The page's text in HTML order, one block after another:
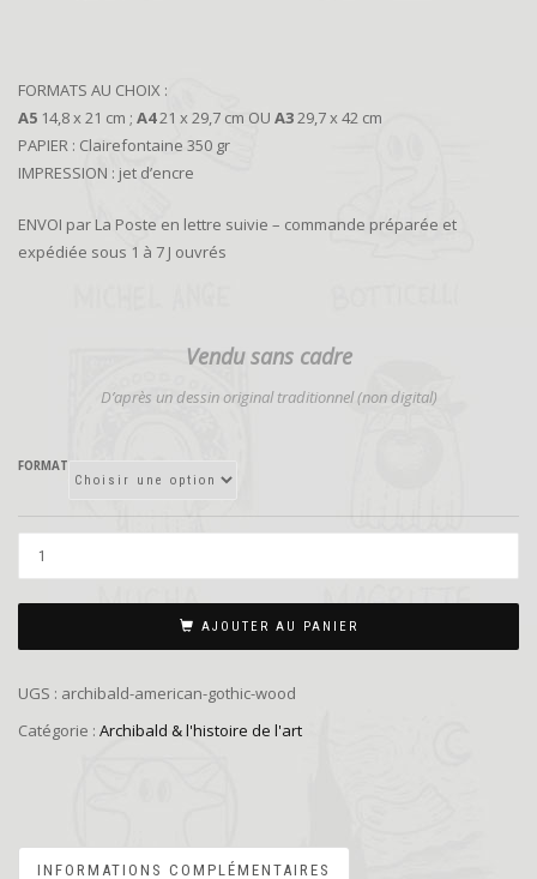
FORMATS AU CHOIX :
A5 14,8 x 21 cm ; A421 x 29,7 cm OU A329,7 x 42 cm
PAPIER : Clairefontaine 350 gr
IMPRESSION : jet d’encre
ENVOI par La Poste en lettre suivie – commande préparée et
expédiée sous 1 à 7 J ouvrés
Vendu sans cadre
D’après un dessin original traditionnel (non digital)
FORMAT
AJOUTER AU PANIER
UGS : archibald-american-gothic-wood
Catégorie : Archibald & l'histoire de l'art
INFORMATIONS COMPLÉMENTAIRES